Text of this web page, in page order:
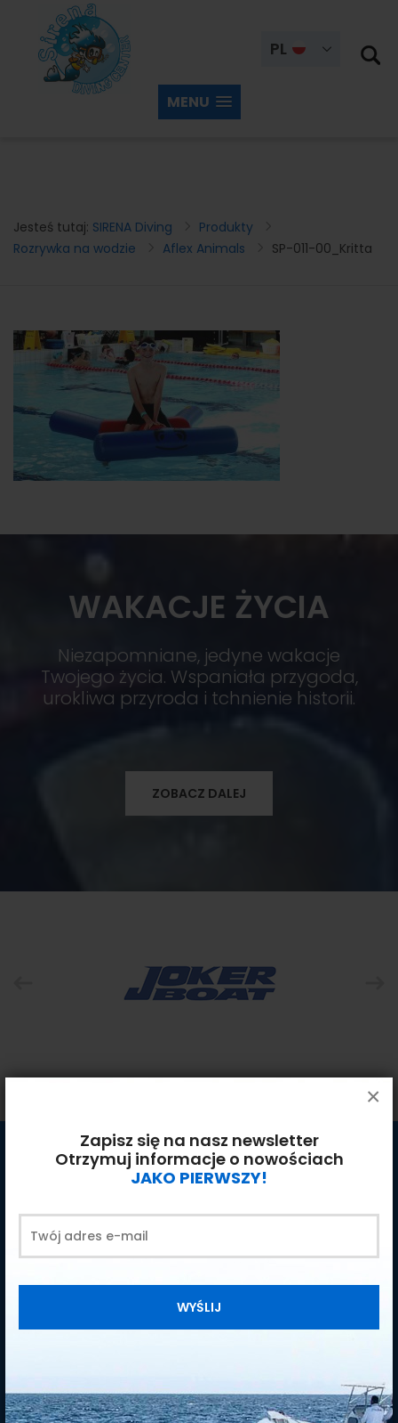
Zapisz się na nasz newsletter
Otrzymuj informacje o nowościach
JAKO PIERWSZY!
WYŚLIJ
×
PL
MENU
Jesteś tutaj: SIRENA Diving
Produkty
Rozrywka na wodzie
Aflex Animals SP-011-00_Kritta
WAKACJE ŻYCIA
Niezapomniane, jedyne wakacje
Twojego życia. Wspaniała przygoda,
urokliwa przyroda i tchnienie historii.
ZOBACZ DALEJ
KONTAKT
55-020 Wojkowice